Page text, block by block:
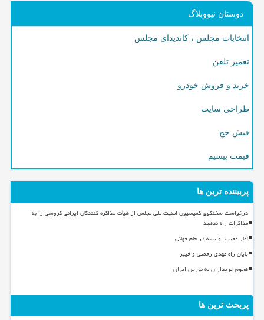
دوستان نیووبلاگ
انتخابات مجلس ، کاندیدای مجلس
تعمیر تلفن
خرید و فروش خودرو
طراحی سایت
فیش حج
قیمت بیسیم
پربیننده ترین ها
درخواست سخنگوی کمیسیون امنیت ملی مجلس از هیأت مذاکره کنندگان ایرانی گروسی را به
مذاکرات راه ندهید
آمار عجیب اولیسه در جام جهانی
پایان راه مهدی رحمتی و خیبر
هجوم خریداران به بورس ایران
پربحث ترین ها